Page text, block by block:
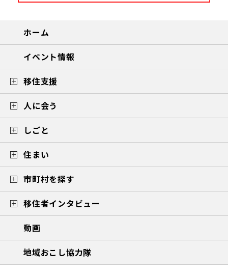
ホーム
イベント情報
移住支援
人に会う
しごと
住まい
市町村を探す
移住者インタビュー
動画
地域おこし協力隊